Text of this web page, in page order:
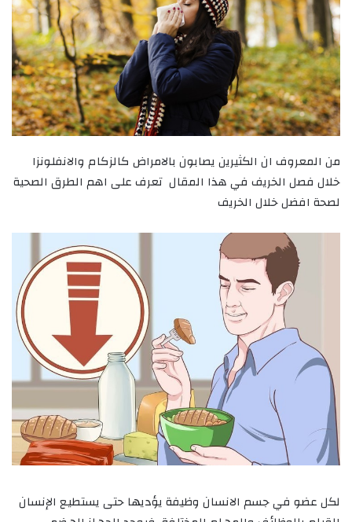
من المعروف ان الكثيرين يصابون بالامراض كالزكام والانفلونزا
خلال فصل الخريف في هذا المقال تعرف على اهم الطرق الصحية
لصحة افضل خلال الخريف
لكل عضو في جسم الانسان وظيفة يؤديها حتى يستطيع الإنسان